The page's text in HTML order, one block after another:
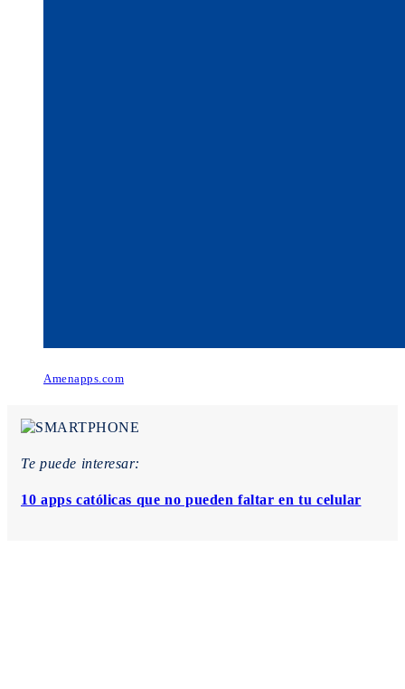
Amenapps.com
Te puede interesar:
10 apps católicas que no pueden faltar en tu celular